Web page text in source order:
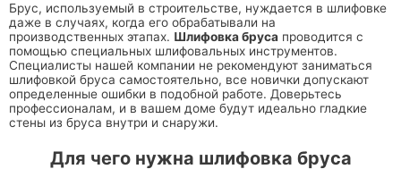
Брус, используемый в строительстве, нуждается в шлифовке
даже в случаях, когда его обрабатывали на
производственных этапах. Шлифовка бруса проводится с
помощью специальных шлифовальных инструментов.
Специалисты нашей компании не рекомендуют заниматься
шлифовкой бруса самостоятельно, все новички допускают
определенные ошибки в подобной работе. Доверьтесь
профессионалам, и в вашем доме будут идеально гладкие
стены из бруса внутри и снаружи.
Для чего нужна шлифовка бруса